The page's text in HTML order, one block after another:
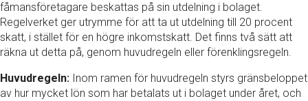
fåmansföretagare beskattas på sin utdelning i bolaget.
Regelverket ger utrymme för att ta ut utdelning till 20 procent
skatt, i stället för en högre inkomstskatt. Det finns två sätt att
räkna ut detta på, genom huvudregeln eller förenklingsregeln.
Huvudregeln: Inom ramen för huvudregeln styrs gränsbeloppet
av hur mycket lön som har betalats ut i bolaget under året, och